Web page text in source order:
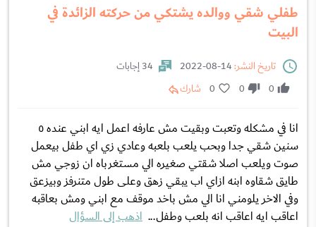
طفلي شقي ووالده يشتكي من حركته الزائدة في
البيت
تاريخ النشر:
34 إجابات
0
0
0 شارك
انا في مشكله وتعبت وبقيت مش عارفه اعمل ايه ابني عنده ٥
سنين شقي جدا وبحب يلعب بلعبه وعادي زي اي طفل بيعمل
صوت ويلعب اصلا شقتي صغيره الي مستغرباه ان زوجي مش
طايق شقاوه ابنه ازاي اب يبقي زهق وعلى طول متنرفز وبيزعق
وفي الاخر يلومني انا الي مش باخد موقف مع ابني ومش بعاقبه
اعاقب ايه اعاقب انه بلعب وطفل... اذهب إلى السؤال